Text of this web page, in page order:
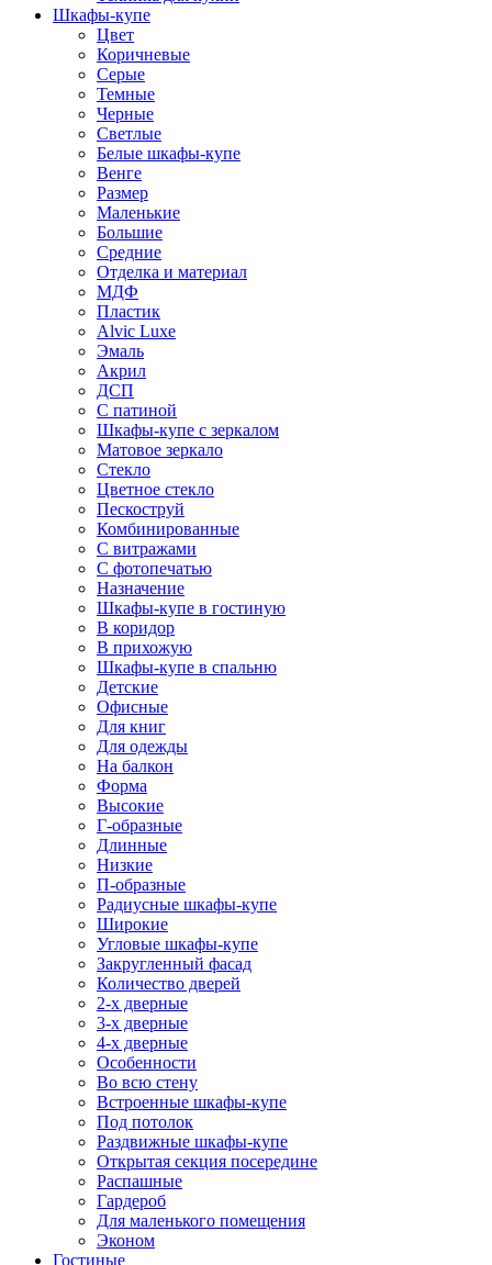
Шкафы-купе
Цвет
Коричневые
Серые
Темные
Черные
Светлые
Белые шкафы-купе
Венге
Размер
Маленькие
Большие
Средние
Отделка и материал
МДФ
Пластик
Alvic Luxe
Эмаль
Акрил
ДСП
С патиной
Шкафы-купе с зеркалом
Матовое зеркало
Стекло
Цветное стекло
Пескоструй
Комбинированные
С витражами
С фотопечатью
Назначение
Шкафы-купе в гостиную
В коридор
В прихожую
Шкафы-купе в спальню
Детские
Офисные
Для книг
Для одежды
На балкон
Форма
Высокие
Г-образные
Длинные
Низкие
П-образные
Радиусные шкафы-купе
Широкие
Угловые шкафы-купе
Закругленный фасад
Количество дверей
2-х дверные
3-х дверные
4-х дверные
Особенности
Во всю стену
Встроенные шкафы-купе
Под потолок
Раздвижные шкафы-купе
Открытая секция посередине
Распашные
Гардероб
Для маленького помещения
Эконом
Гостиные